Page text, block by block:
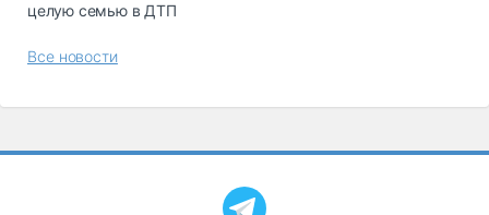
целую семью в ДТП
Все новости